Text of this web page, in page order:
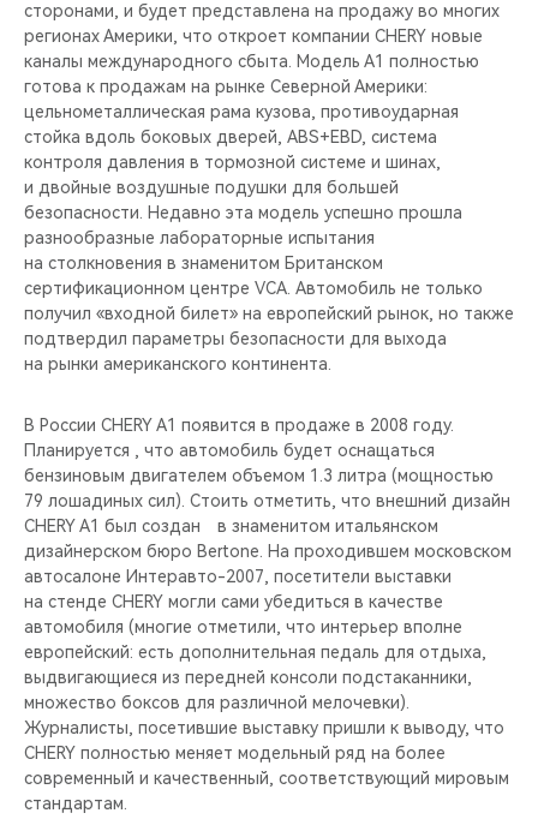
сторонами, и будет представлена на продажу во многих
регионах Америки, что откроет компании CHERY новые
каналы международного сбыта. Модель А1 полностью
готова к продажам на рынке Северной Америки:
цельнометаллическая рама кузова, противоударная
стойка вдоль боковых дверей, ABS+EBD, система
контроля давления в тормозной системе и шинах,
и двойные воздушные подушки для большей
безопасности. Недавно эта модель успешно прошла
разнообразные лабораторные испытания
на столкновения в знаменитом Британском
сертификационном центре VCA. Автомобиль не только
получил «входной билет» на европейский рынок, но также
подтвердил параметры безопасности для выхода
на рынки американского континента.
В России CHERY A1 появится в продаже в 2008 году.
Планируется , что автомобиль будет оснащаться
бензиновым двигателем объемом 1.3 литра (мощностью
79 лошадиных сил). Стоить отметить, что внешний дизайн
CHERY A1 был создан в знаменитом итальянском
дизайнерском бюро Bertone. На проходившем московском
автосалоне Интеравто-2007, посетители выставки
на стенде CHERY могли сами убедиться в качестве
автомобиля (многие отметили, что интерьер вполне
европейский: есть дополнительная педаль для отдыха,
выдвигающиеся из передней консоли подстаканники,
множество боксов для различной мелочевки).
Журналисты, посетившие выставку пришли к выводу, что
CHERY полностью меняет модельный ряд на более
современный и качественный, соответствующий мировым
стандартам.